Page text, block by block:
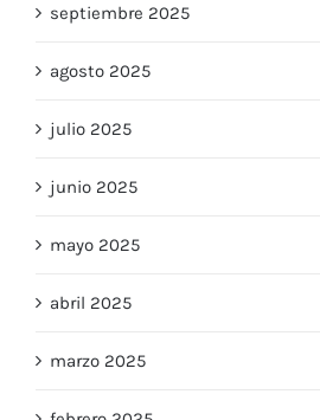
septiembre 2025
agosto 2025
julio 2025
junio 2025
mayo 2025
abril 2025
marzo 2025